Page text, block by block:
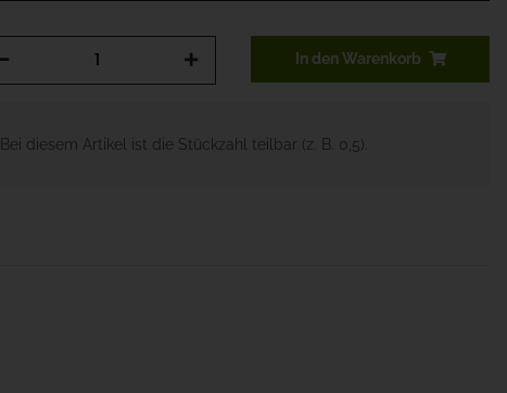
In den Warenkorb
Bei diesem Artikel ist die Stückzahl teilbar (z. B. 0,5).